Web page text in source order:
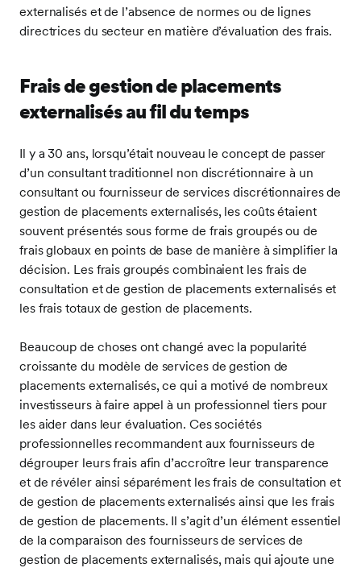
externalisés et de l’absence de normes ou de lignes
directrices du secteur en matière d’évaluation des frais.
Frais de gestion de placements
externalisés au fil du temps
Il y a 30 ans, lorsqu’était nouveau le concept de passer
d’un consultant traditionnel non discrétionnaire à un
consultant ou fournisseur de services discrétionnaires de
gestion de placements externalisés, les coûts étaient
souvent présentés sous forme de frais groupés ou de
frais globaux en points de base de manière à simplifier la
décision. Les frais groupés combinaient les frais de
consultation et de gestion de placements externalisés et
les frais totaux de gestion de placements.
Beaucoup de choses ont changé avec la popularité
croissante du modèle de services de gestion de
placements externalisés, ce qui a motivé de nombreux
investisseurs à faire appel à un professionnel tiers pour
les aider dans leur évaluation. Ces sociétés
professionnelles recommandent aux fournisseurs de
dégrouper leurs frais afin d’accroître leur transparence
et de révéler ainsi séparément les frais de consultation et
de gestion de placements externalisés ainsi que les frais
de gestion de placements. Il s’agit d’un élément essentiel
de la comparaison des fournisseurs de services de
gestion de placements externalisés, mais qui ajoute une